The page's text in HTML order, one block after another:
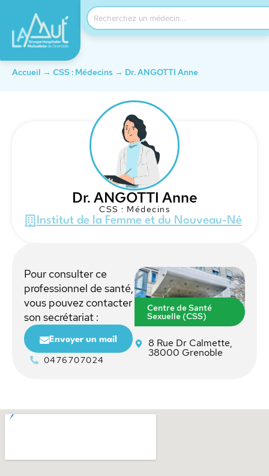
Accueil → CSS : Médecins → Dr. ANGOTTI Anne
Dr. ANGOTTI Anne
CSS : Médecins
Institut de la Femme et du Nouveau-Né
Pour consulter ce
professionnel de santé,
vous pouvez contacter
son secrétariat :
Envoyer un mail
0476707024
Centre de Santé
Sexuelle (CSS)
8 Rue Dr Calmette,
38000 Grenoble